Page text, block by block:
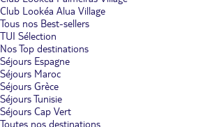
Club Lookéa Alua Village
Tous nos Best-sellers
TUI Sélection
Nos Top destinations
Séjours Espagne
Séjours Maroc
Séjours Grèce
Séjours Tunisie
Séjours Cap Vert
Toutes nos destinations